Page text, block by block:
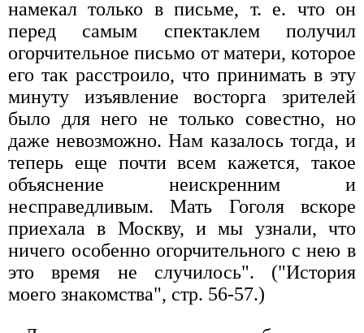
намекал только в письме, т. е. что он
перед самым спектаклем получил
огорчительное письмо от матери, которое
его так расстроило, что принимать в эту
минуту изъявление восторга зрителей
было для него не только совестно, но
даже невозможно. Нам казалось тогда, и
теперь еще почти всем кажется, такое
объяснение неискренним и
несправедливым. Мать Гоголя вскоре
приехала в Москву, и мы узнали, что
ничего особенно огорчительного с нею в
это время не случилось". ("История
моего знакомства", стр. 56-57.)